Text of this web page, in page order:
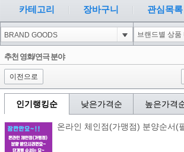
5 대성설렁탕
6 1-1 waitfor delay '0:0:15' --
1
카테고리 장바구니 관심목록
추천 영화/연극 분야
이전으로
인기랭킹순 낮은가격순 높은가격
온라인 체인점(가맹점) 분양순서(